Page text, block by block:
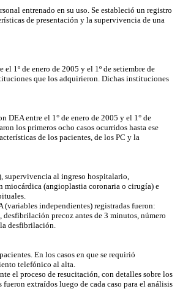
entrenado en su uso. Se estableció un registro
de presentación y la supervivencia de una
1º de enero de 2005 y el 1º de setiembre de
que los adquirieron. Dichas instituciones
DEA entre el 1° de enero de 2005 y el 1° de
los primeros ocho casos ocurridos hasta ese
de los pacientes, de los PC y la
supervivencia al ingreso hospitalario,
miocárdica (angioplastia coronaria o cirugía) e
independientes) registradas fueron:
precoz antes de 3 minutos, número
desfibrilación.
En los casos en que se requirió
telefónico al alta.
el proceso de resucitación, con detalles sobre los
extraídos luego de cada caso para el análisis